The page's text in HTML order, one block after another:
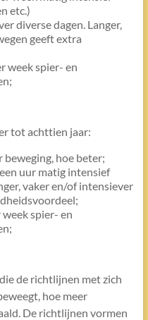
etc.)
diverse dagen. Langer,
geeft extra
week spier- en
tot achttien jaar:
beweging, hoe beter;
uur matig intensief
vaker en/of intensiever
spier- en
de richtlijnen met zich
hoe meer
De richtlijnen vormen